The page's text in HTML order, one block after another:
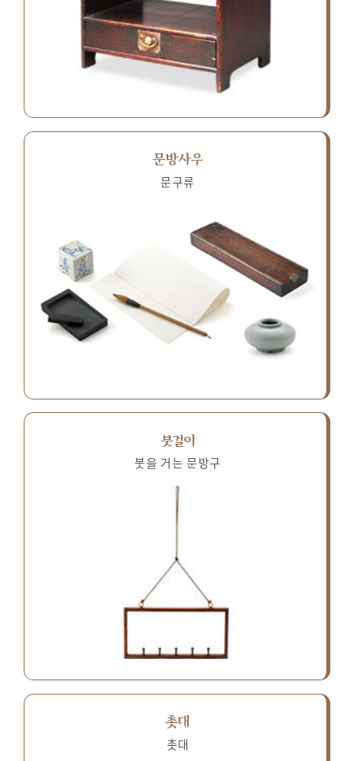
문방사우
문구류
붓걸이
붓을 거는 문방구
촛대
촛대